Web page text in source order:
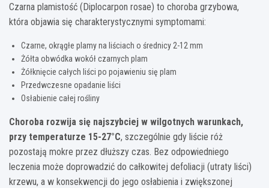
Czarna plamistość (Diplocarpon rosae) to choroba grzybowa,
która objawia się charakterystycznymi symptomami:
Czarne, okrągłe plamy na liściach o średnicy 2-12 mm
Żółta obwódka wokół czarnych plam
Żółknięcie całych liści po pojawieniu się plam
Przedwczesne opadanie liści
Osłabienie całej rośliny
Choroba rozwija się najszybciej w wilgotnych warunkach,
przy temperaturze 15-27°C, szczególnie gdy liście róż
pozostają mokre przez dłuższy czas. Bez odpowiedniego
leczenia może doprowadzić do całkowitej defoliacji (utraty liści)
krzewu, a w konsekwencji do jego osłabienia i zwiększonej